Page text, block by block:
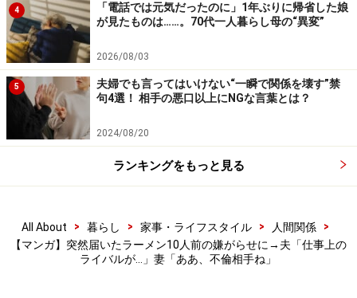
4
「電話では元気だったのに」1年ぶりに帰省した娘
が見たものは……。70代一人暮らし母の“異変”
2026/08/03
5
夫婦でも言ってはいけない“一瞬で関係を壊す”禁
句4選！ 相手の悪口以上にNGな言葉とは？
2024/08/20
ランキングをもっと見る
All About > 暮らし > 家事・ライフスタイル > 人間関係
>
【マンガ】突然届いたラーメン10人前の嫌がらせに→夫「仕事上の
ライバルが…」妻「ああ、不倫相手ね」